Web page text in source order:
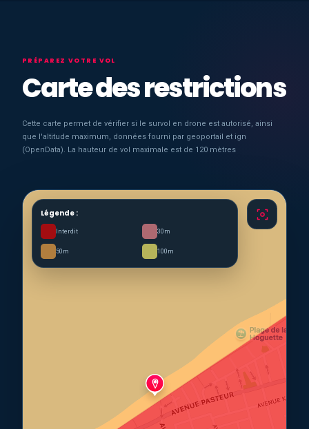
PRÉPAREZ VOTRE VOL
Carte des restrictions
Cette carte permet de vérifier si le survol en drone est autorisé, ainsi
que l'altitude maximum, données fourni par geoportail et ign
(OpenData). La hauteur de vol maximale est de 120 mètres
Légende :
Interdit 30m
50m 100m